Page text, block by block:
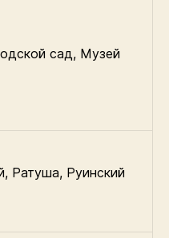
сад, Музей
Ратуша, Руинский